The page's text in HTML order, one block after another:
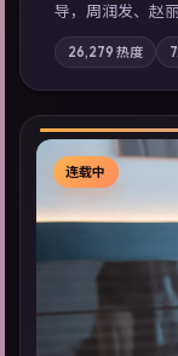
导，周润发、赵
次普通通勤演变
质；站内亦可通
同类型高分佳作
26,279 热度
连载中